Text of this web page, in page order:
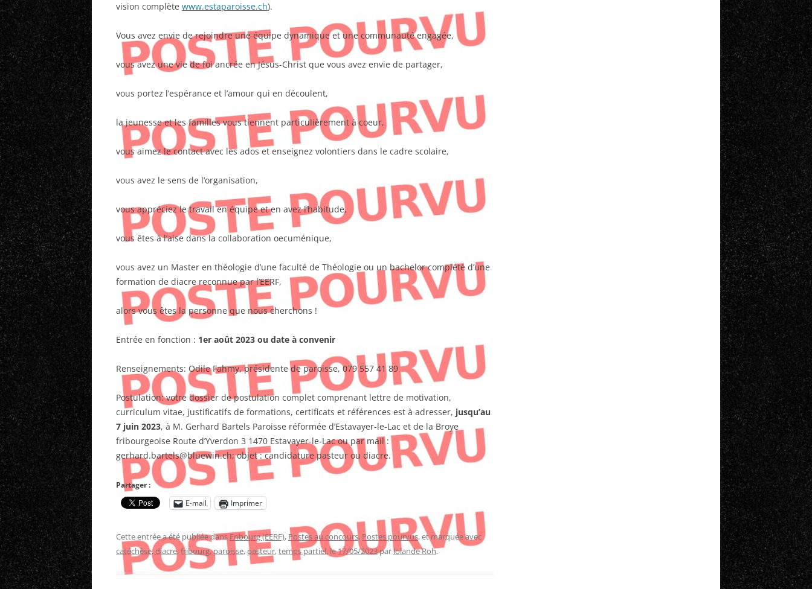
vision complète www.estaparoisse.ch).
Vous avez envie de rejoindre une équipe dynamique et une communauté engagée,
vous avez une vie de foi ancrée en Jésus-Christ que vous avez envie de partager,
vous portez l’espérance et l’amour qui en découlent,
la jeunesse et les familles vous tiennent particulièrement à coeur,
vous aimez le contact avec les ados et enseignez volontiers dans le cadre scolaire,
vous avez le sens de l’organisation,
vous appréciez le travail en équipe et en avez l’habitude,
vous êtes à l’aise dans la collaboration oecuménique,
vous avez un Master en théologie d’une faculté de Théologie ou un bachelor complété d’une
formation de diacre reconnue par l’EERF,
alors vous êtes la personne que nous cherchons !
Entrée en fonction : 1er août 2023 ou date à convenir
Renseignements: Odile Fahmy, présidente de paroisse, 079 557 41 89
Postulation: votre dossier de postulation complet comprenant lettre de motivation,
curriculum vitae, justificatifs de formations, certificats et références est à adresser, jusqu’au
7 juin 2023, à M. Gerhard Bartels Paroisse réformée d’Estavayer-le-Lac et de la Broye
fribourgeoise Route d’Yverdon 3 1470 Estavayer-le-Lac ou par mail :
gerhard.bartels@bluewin.ch; objet : candidature pasteur ou diacre.
Partager :
E-mail
Imprimer
Cette entrée a été publiée dansFribourg (EERF), Postes au concours, Postes pourvus, et marquée avec
catéchèse,diacre,fribourg,paroisse, pasteur,temps partiel, le17/05/2023parJolande Roh.